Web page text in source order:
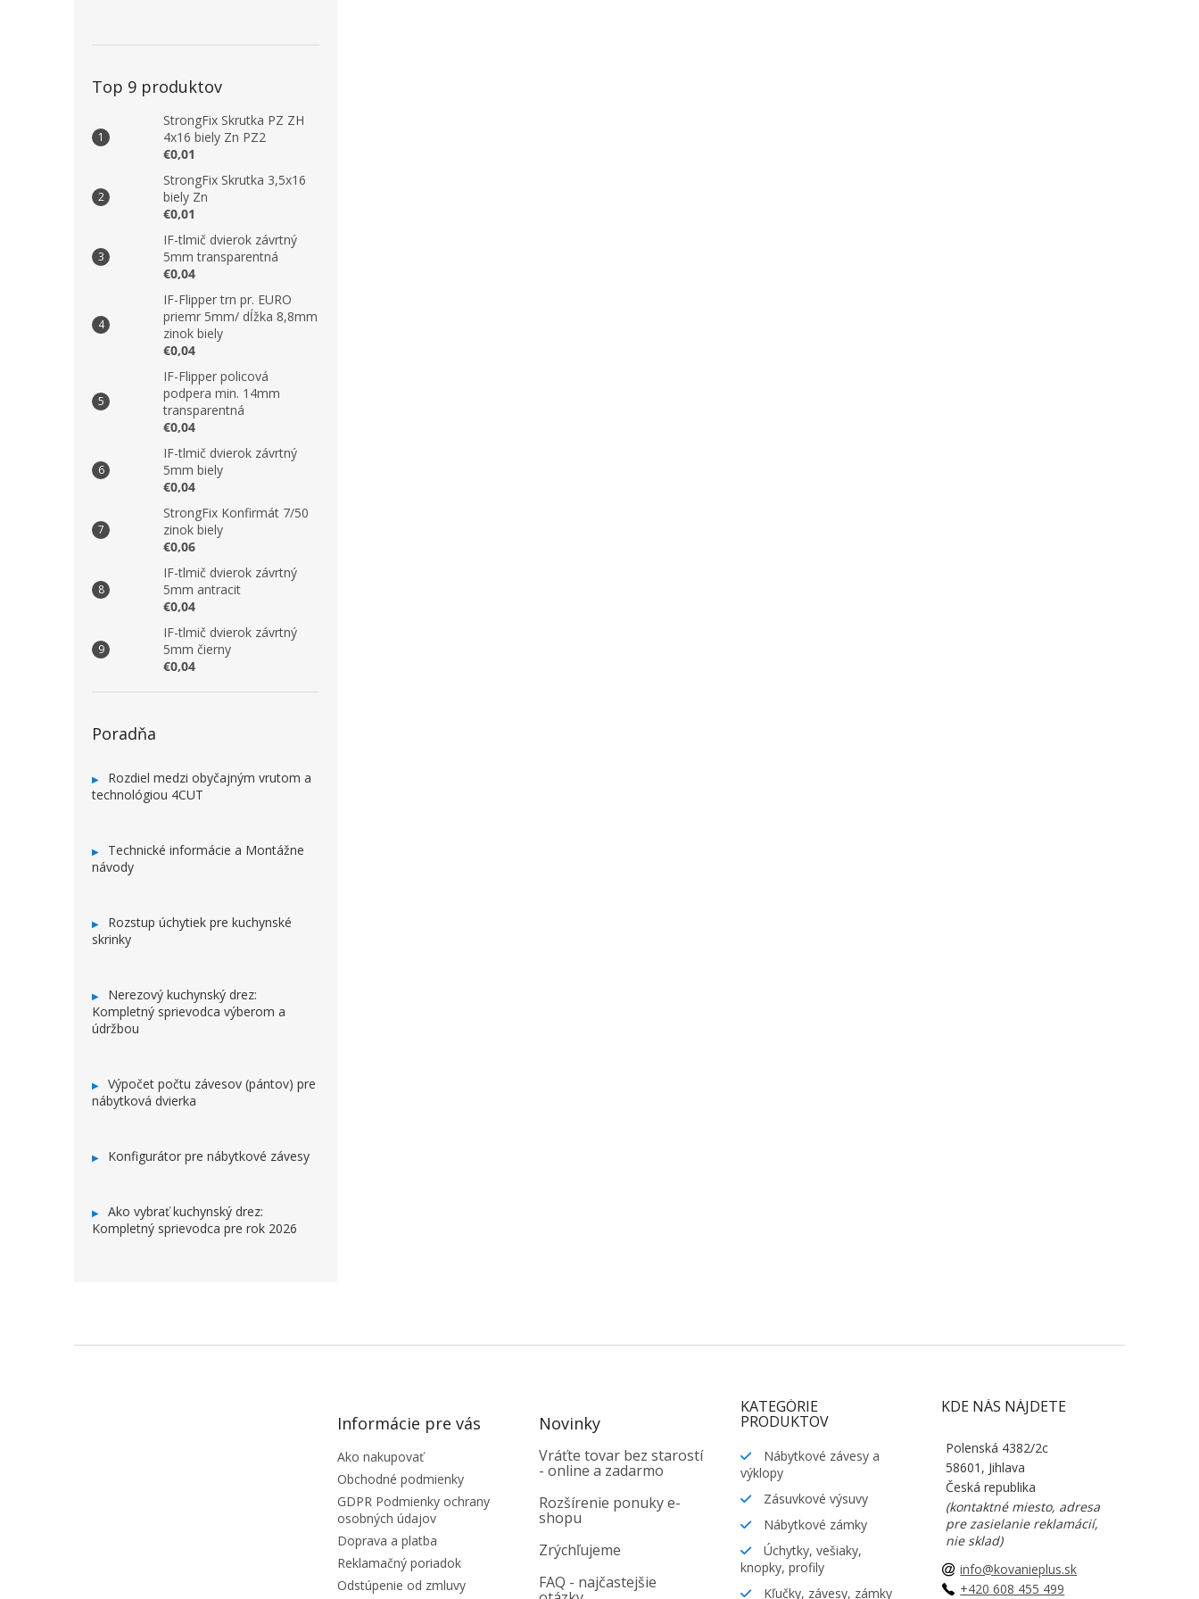
Top 9 produktov
StrongFix Skrutka PZ ZH
4x16 biely Zn PZ2
€0,01
StrongFix Skrutka 3,5x16
biely Zn
€0,01
IF-tlmič dvierok závrtný
5mm transparentná
€0,04
IF-Flipper trn pr. EURO
priemr 5mm/ dĺžka 8,8mm
zinok biely
€0,04
IF-Flipper policová
podpera min. 14mm
transparentná
€0,04
IF-tlmič dvierok závrtný
5mm biely
€0,04
StrongFix Konfirmát 7/50
zinok biely
€0,06
IF-tlmič dvierok závrtný
5mm antracit
€0,04
IF-tlmič dvierok závrtný
5mm čierny
€0,04
Poradňa
Rozdiel medzi obyčajným vrutom a
technológiou 4CUT
Technické informácie a Montážne
návody
Rozstup úchytiek pre kuchynské
skrinky
Nerezový kuchynský drez:
Kompletný sprievodca výberom a
údržbou
Výpočet počtu závesov (pántov) pre
nábytková dvierka
Konfigurátor pre nábytkové závesy
Ako vybrať kuchynský drez:
Kompletný sprievodca pre rok 2026
Informácie pre vás
Ako nakupovať
Obchodné podmienky
GDPR Podmienky ochrany
osobných údajov
Doprava a platba
Reklamačný poriadok
Odstúpenie od zmluvy
Novinky
Vráťte tovar bez starostí
- online a zadarmo
Rozšírenie ponuky e-
shopu
Zrýchľujeme
FAQ - najčastejšie
KATEGÓRIE
PRODUKTOV
Nábytkové závesy a
výklopy
Zásuvkové výsuvy
Nábytkové zámky
Úchytky, vešiaky,
knopky, profily
Kľučky, závesy, zámky
KDE NÁS NÁJDETE
Polenská 4382/2c
58601, Jihlava
Česká republika
(kontaktné miesto, adresa
pre zasielanie reklamácií,
nie sklad)
info@kovanieplus.sk
+420 608 455 499